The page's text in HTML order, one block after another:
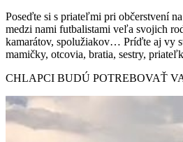
Poseďte si s priateľmi pri občerstvení
medzi nami futbalistami veľa svojich
kamarátov, spolužiakov… Príďte aj vy
mamičky, otcovia, bratia, sestry,
CHLAPCI BUDÚ POTREBOVAŤ